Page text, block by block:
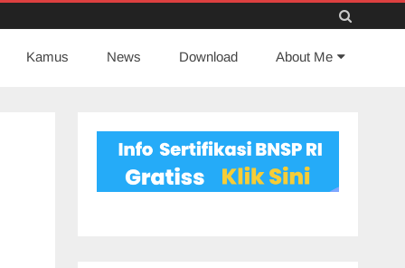
to
Kamus News Download About Me